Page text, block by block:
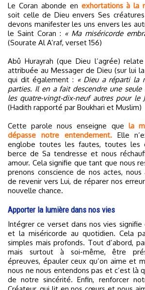
Le Coran abonde en exhortations à la
soit celle de Dieu envers Ses
devons manifester les uns envers les
le Saint Coran : « Ma miséricorde
(Sourate Al A’raf, verset 156)
Abû Hurayrah (que Dieu l’agrée)
attribuée au Messager de Dieu (sur lui
qui dit également : « Dieu a réparti la
parties. Il en a fait descendre une
les quatre-vingt-dix-neuf autres pour le
(Hadith rapporté par Boukhari et Muslim)
Cette parole nous enseigne que la
dépasse notre entendement.Elle
englobe toutes les fautes, toutes les
berce de Sa tendresse et nous
amour. Cela signifie que tant que nous
prenons conscience de nos actes,
de revenir vers Lui, de réparer nos
nouvelle chance.
Apporter la lumière dans nos vies
Intégrer ce verset dans nos vies signifie cultiver l’espérance
et la miséricorde au quotidien. Cela
simples mais profonds. Tout d’abord,
mais surtout à soi-même, être
épreuves, épauler ceux qu’on aime et
nous ne nous entendons pas et c’est là
de notre sincérité. Enfin, renforcer